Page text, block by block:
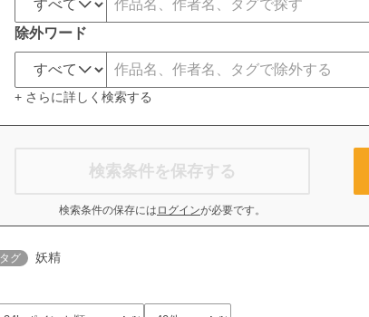
除外ワード
+ さらに詳しく検索する
検索条件を保存する
検索条件の保存には ログインが必要です。
タグ 妖精